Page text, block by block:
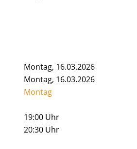
Montag, 16.03.2026
Montag, 16.03.2026
Montag
19:00 Uhr
20:30 Uhr